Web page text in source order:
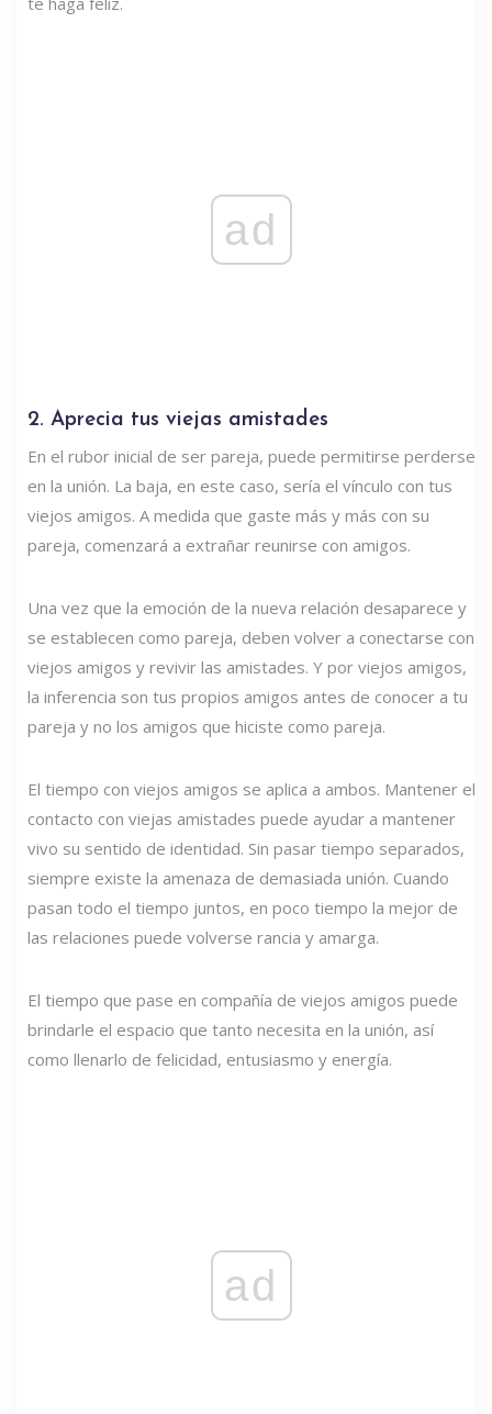
ad
2. Aprecia tus viejas amistades
En el rubor inicial de ser pareja, puede permitirse perderse
en la unión. La baja, en este caso, sería el vínculo con tus
viejos amigos. A medida que gaste más y más con su
pareja, comenzará a extrañar reunirse con amigos.
Una vez que la emoción de la nueva relación desaparece y
se establecen como pareja, deben volver a conectarse con
viejos amigos y revivir las amistades. Y por viejos amigos,
la inferencia son tus propios amigos antes de conocer a tu
pareja y no los amigos que hiciste como pareja.
El tiempo con viejos amigos se aplica a ambos. Mantener el
contacto con viejas amistades puede ayudar a mantener
vivo su sentido de identidad. Sin pasar tiempo separados,
siempre existe la amenaza de demasiada unión. Cuando
pasan todo el tiempo juntos, en poco tiempo la mejor de
las relaciones puede volverse rancia y amarga.
El tiempo que pase en compañía de viejos amigos puede
brindarle el espacio que tanto necesita en la unión, así
como llenarlo de felicidad, entusiasmo y energía.
ad